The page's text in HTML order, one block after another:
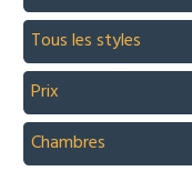
Tous les styles
Prix
Chambres